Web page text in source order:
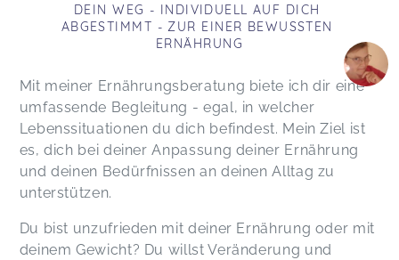
DEIN WEG - INDIVIDUELL AUF DICH
ABGESTIMMT - ZUR EINER BEWUSSTEN
ERNÄHRUNG
Soon you will learn more about me here...
Mit meiner Ernährungsberatung biete ich dir eine
umfassende Begleitung - egal, in welcher
Lebenssituationen du dich befindest. Mein Ziel ist
es, dich bei deiner Anpassung deiner Ernährung
und deinen Bedürfnissen an deinen Alltag zu
unterstützen.
Du bist unzufrieden mit deiner Ernährung oder mit
deinem Gewicht? Du willst Veränderung und